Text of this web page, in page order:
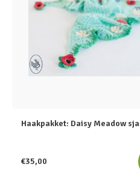
Haakpakket: Daisy Meadow
€35,00